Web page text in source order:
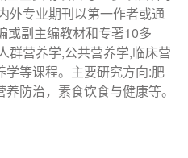
外专业期刊以第一作者或通
或副主编教材和专著10多
群营养学,公共营养学,临床营
等课程。主要研究方向:肥
防治，素食饮食与健康等。